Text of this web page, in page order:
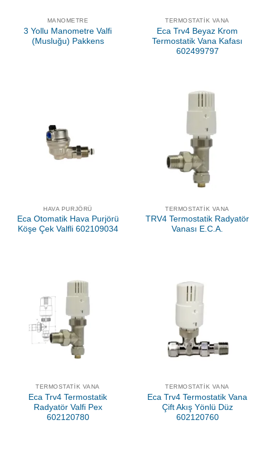
MANOMETRE
3 Yollu Manometre Valfi
(Musluğu) Pakkens
TERMOSTATIK VANA
Eca Trv4 Beyaz Krom
Termostatik Vana Kafası
602499797
HAVA PURJÖRÜ
Eca Otomatik Hava Purjörü
Köşe Çek Valfli 602109034
TERMOSTATIK VANA
TRV4 Termostatik Radyatör
Vanası E.C.A.
TERMOSTATIK VANA
Eca Trv4 Termostatik
Radyatör Valfi Pex
602120780
TERMOSTATIK VANA
Eca Trv4 Termostatik Vana
Çift Akış Yönlü Düz
602120760